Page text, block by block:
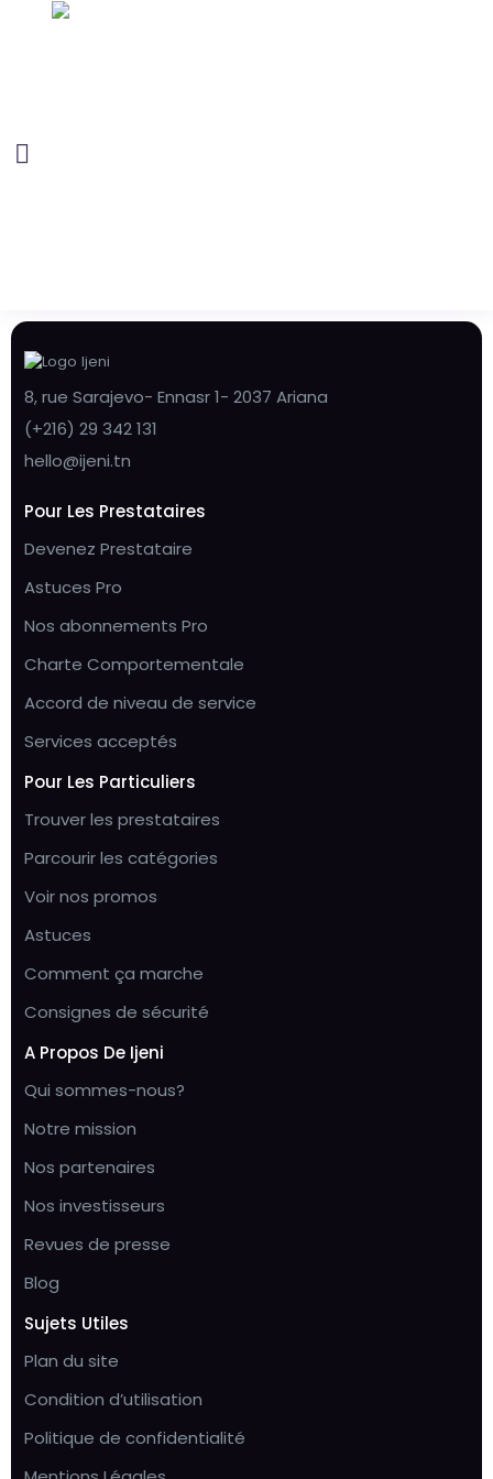
8, rue Sarajevo- Ennasr 1- 2037 Ariana
(+216) 29 342 131
hello@ijeni.tn
Pour Les Prestataires
Devenez Prestataire
Astuces Pro
Nos abonnements Pro
Charte Comportementale
Accord de niveau de service
Services acceptés
Pour Les Particuliers
Trouver les prestataires
Parcourir les catégories
Voir nos promos
Astuces
Comment ça marche
Consignes de sécurité
A Propos De Ijeni
Qui sommes-nous?
Notre mission
Nos partenaires
Nos investisseurs
Revues de presse
Blog
Sujets Utiles
Plan du site
Condition d’utilisation
Politique de confidentialité